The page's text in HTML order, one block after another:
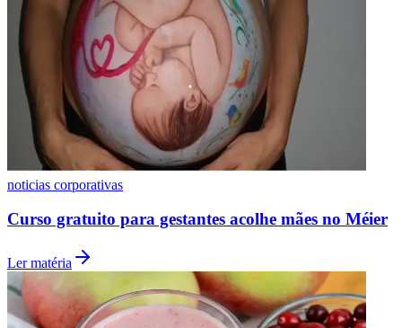
Botafogo
noticias corporativas
Curso gratuito para gestantes acolhe mães no Méier
Ler matéria